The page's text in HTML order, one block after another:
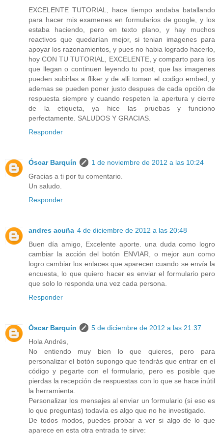
EXCELENTE TUTORIAL, hace tiempo andaba batallando
para hacer mis examenes en formularios de google, y los
estaba haciendo, pero en texto plano, y hay muchos
reactivos que quedarían mejor, si tenian imagenes para
apoyar los razonamientos, y pues no habia logrado hacerlo,
hoy CON TU TUTORIAL, EXCELENTE, y comparto para los
que llegan o continuen leyendo tu post, que las imagenes
pueden subirlas a fliker y de alli toman el codigo embed, y
ademas se pueden poner justo despues de cada opciòn de
respuesta siempre y cuando respeten la apertura y cierre
de la etiqueta, ya hice las pruebas y funciono
perfectamente. SALUDOS Y GRACIAS.
Responder
Óscar Barquín
1 de noviembre de 2012 a las 10:24
Gracias a ti por tu comentario.
Un saludo.
Responder
andres acuña 4 de diciembre de 2012 a las 20:48
Buen día amigo, Excelente aporte. una duda como logro
cambiar la acción del botón ENVIAR, o mejor aun como
logro cambiar los enlaces que aparecen cuando se envía la
encuesta, lo que quiero hacer es enviar el formulario pero
que solo lo responda una vez cada persona.
Responder
Óscar Barquín
5 de diciembre de 2012 a las 21:37
Hola Andrés,
No entiendo muy bien lo que quieres, pero para
personalizar el botón supongo que tendrás que entrar en el
código y pegarte con el formulario, pero es posible que
pierdas la recepción de respuestas con lo que se hace inútil
la herramienta.
Personalizar los mensajes al enviar un formulario (si eso es
lo que preguntas) todavía es algo que no he investigado.
De todos modos, puedes probar a ver si algo de lo que
aparece en esta otra entrada te sirve: